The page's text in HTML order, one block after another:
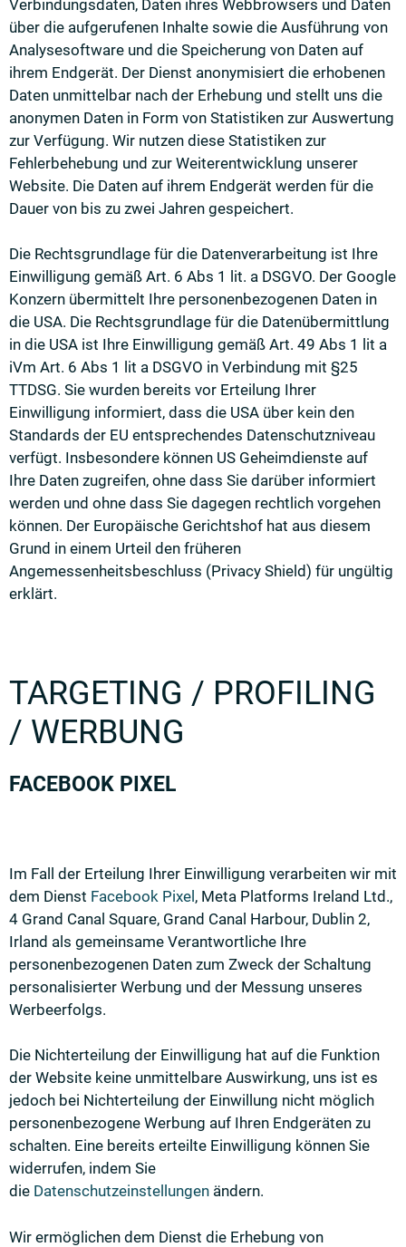
Verbindungsdaten, Daten ihres Webbrowsers und Daten
über die aufgerufenen Inhalte sowie die Ausführung von
Analysesoftware und die Speicherung von Daten auf
ihrem Endgerät. Der Dienst anonymisiert die erhobenen
Daten unmittelbar nach der Erhebung und stellt uns die
anonymen Daten in Form von Statistiken zur Auswertung
zur Verfügung. Wir nutzen diese Statistiken zur
Fehlerbehebung und zur Weiterentwicklung unserer
Website. Die Daten auf ihrem Endgerät werden für die
Dauer von bis zu zwei Jahren gespeichert.
Die Rechtsgrundlage für die Datenverarbeitung ist Ihre
Einwilligung gemäß Art. 6 Abs 1 lit. a DSGVO. Der Google
Konzern übermittelt Ihre personenbezogenen Daten in
die USA. Die Rechtsgrundlage für die Datenübermittlung
in die USA ist Ihre Einwilligung gemäß Art. 49 Abs 1 lit a
iVm Art. 6 Abs 1 lit a DSGVO in Verbindung mit §25
TTDSG. Sie wurden bereits vor Erteilung Ihrer
Einwilligung informiert, dass die USA über kein den
Standards der EU entsprechendes Datenschutzniveau
verfügt. Insbesondere können US Geheimdienste auf
Ihre Daten zugreifen, ohne dass Sie darüber informiert
werden und ohne dass Sie dagegen rechtlich vorgehen
können. Der Europäische Gerichtshof hat aus diesem
Grund in einem Urteil den früheren
Angemessenheitsbeschluss (Privacy Shield) für ungültig
erklärt.
TARGETING / PROFILING
/ WERBUNG
FACEBOOK PIXEL
Im Fall der Erteilung Ihrer Einwilligung verarbeiten wir mit
dem Dienst Facebook Pixel, Meta Platforms Ireland Ltd.,
4 Grand Canal Square, Grand Canal Harbour, Dublin 2,
Irland als gemeinsame Verantwortliche Ihre
personenbezogenen Daten zum Zweck der Schaltung
personalisierter Werbung und der Messung unseres
Werbeerfolgs.
Die Nichterteilung der Einwilligung hat auf die Funktion
der Website keine unmittelbare Auswirkung, uns ist es
jedoch bei Nichterteilung der Einwillung nicht möglich
personenbezogene Werbung auf Ihren Endgeräten zu
schalten. Eine bereits erteilte Einwilligung können Sie
widerrufen, indem Sie
die Datenschutzeinstellungen ändern.
Wir ermöglichen dem Dienst die Erhebung von